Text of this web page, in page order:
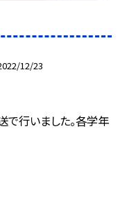
12/23
で行いました。各学年